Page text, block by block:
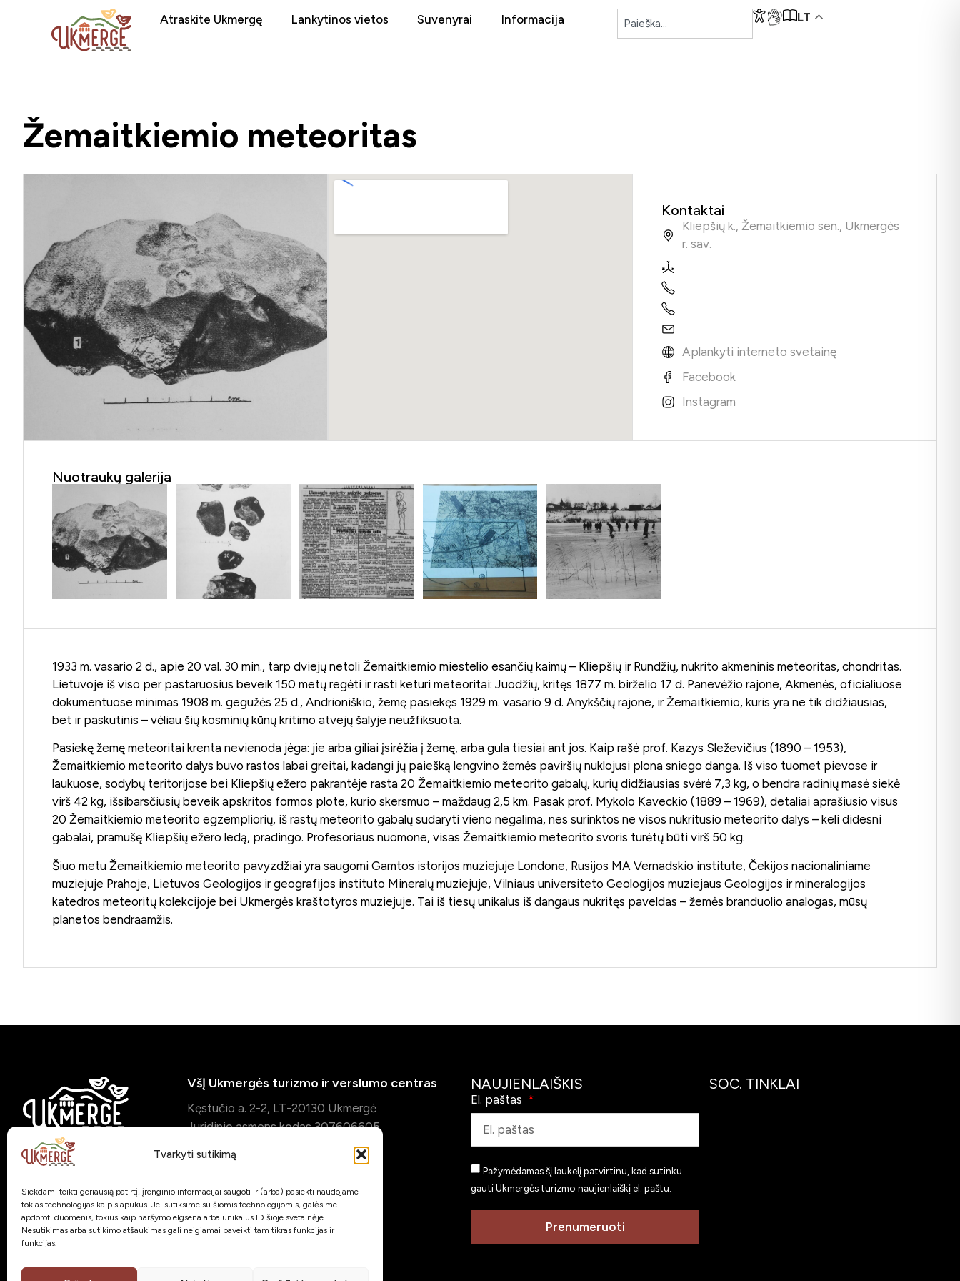
Tvarkyti sutikimą
Siekdami teikti geriausią patirtį, įrenginio informacijai saugoti ir (arba) pasiekti naudojame
tokias technologijas kaip slapukus. Jei sutiksime su šiomis technologijomis, galėsime
apdoroti duomenis, tokius kaip naršymo elgsena arba unikalūs ID šioje svetainėje.
Nesutikimas arba sutikimo atšaukimas gali neigiamai paveikti tam tikras funkcijas ir
funkcijas.
Atraskite Ukmergę Lankytinos vietos Suvenyrai Informacija LT
Žemaitkiemio meteoritas
Kontaktai
Kliepšių k., Žemaitkiemio sen., Ukmergės
r. sav.
Aplankyti interneto svetainę
Facebook
Instagram
Nuotraukų galerija
1933 m. vasario 2 d., apie 20 val. 30 min., tarp dviejų netoli Žemaitkiemio miestelio esančių kaimų – Kliepšių ir Rundžių, nukrito akmeninis meteoritas, chondritas.
Lietuvoje iš viso per pastaruosius beveik 150 metų regėti ir rasti keturi meteoritai: Juodžių, kritęs 1877 m. birželio 17 d. Panevėžio rajone, Akmenės, oficialiuose
dokumentuose minimas 1908 m. gegužės 25 d., Andrioniškio, žemę pasiekęs 1929 m. vasario 9 d. Anykščių rajone, ir Žemaitkiemio, kuris yra ne tik didžiausias,
bet ir paskutinis – vėliau šių kosminių kūnų kritimo atvejų šalyje neužfiksuota.
Pasiekę žemę meteoritai krenta nevienoda jėga: jie arba giliai įsirėžia į žemę, arba gula tiesiai ant jos. Kaip rašė prof. Kazys Sleževičius (1890 – 1953),
Žemaitkiemio meteorito dalys buvo rastos labai greitai, kadangi jų paiešką lengvino žemės paviršių nuklojusi plona sniego danga. Iš viso tuomet pievose ir
laukuose, sodybų teritorijose bei Kliepšių ežero pakrantėje rasta 20 Žemaitkiemio meteorito gabalų, kurių didžiausias svėrė 7,3 kg, o bendra radinių masė siekė
virš 42 kg, išsibarsčiusių beveik apskritos formos plote, kurio skersmuo – maždaug 2,5 km. Pasak prof. Mykolo Kaveckio (1889 – 1969), detaliai aprašiusio visus
20 Žemaitkiemio meteorito egzempliorių, iš rastų meteorito gabalų sudaryti vieno negalima, nes surinktos ne visos nukritusio meteorito dalys – keli didesni
gabalai, pramušę Kliepšių ežero ledą, pradingo. Profesoriaus nuomone, visas Žemaitkiemio meteorito svoris turėtų būti virš 50 kg.
Šiuo metu Žemaitkiemio meteorito pavyzdžiai yra saugomi Gamtos istorijos muziejuje Londone, Rusijos MA Vernadskio institute, Čekijos nacionaliniame
muziejuje Prahoje, Lietuvos Geologijos ir geografijos instituto Mineralų muziejuje, Vilniaus universiteto Geologijos muziejaus Geologijos ir mineralogijos
katedros meteoritų kolekcijoje bei Ukmergės kraštotyros muziejuje. Tai iš tiesų unikalus iš dangaus nukritęs paveldas – žemės branduolio analogas, mūsų
planetos bendraamžis.
VšĮ Ukmergės turizmo ir verslumo centras
Kęstučio a. 2-2, LT-20130 Ukmergė
Juridinio asmens kodas 307606605
Juridinių asmenų registre
+370 653 85909
administracija@visitukmerge.lt
NAUJIENLAIŠKIS
El. paštas
Pažymėdamas šį laukelį patvirtinu, kad sutinku
gauti Ukmergės turizmo naujienlaiškį el. paštu.
Prenumeruoti
SOC. TINKLAI